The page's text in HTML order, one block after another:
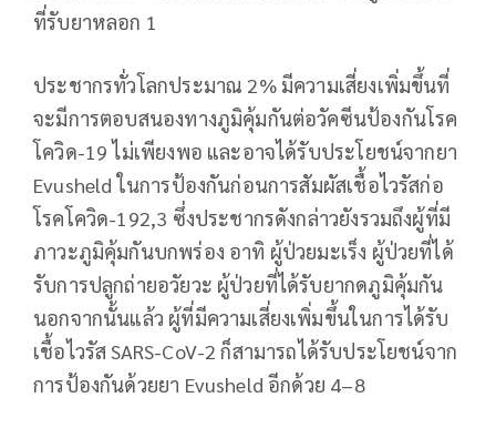
ที่รับยาหลอก 1
ประชากรทั่วโลกประมาณ 2% มีความเสี่ยงเพิ่มขึ้นที่
จะมีการตอบสนองทางภูมิคุ้มกันต่อวัคซีนป้องกันโรค
โควิด-19 ไม่เพียงพอ และอาจได้รับประโยชน์จากยา
Evusheld ในการป้องกันก่อนการสัมผัสเชื้อไวรัสก่อ
โรคโควิด-192,3 ซึ่งประชากรดังกล่าวยังรวมถึงผู้ที่มี
ภาวะภูมิคุ้มกันบกพร่อง อาทิ ผู้ป่วยมะเร็ง ผู้ป่วยที่ได้
รับการปลูกถ่ายอวัยวะ ผู้ป่วยที่ได้รับยากดภูมิคุ้มกัน
นอกจากนั้นแล้ว ผู้ที่มีความเสี่ยงเพิ่มขึ้นในการได้รับ
เชื้อไวรัส SARS-CoV-2 ก็สามารถได้รับประโยชน์จาก
การป้องกันด้วยยา Evusheld อีกด้วย 4–8